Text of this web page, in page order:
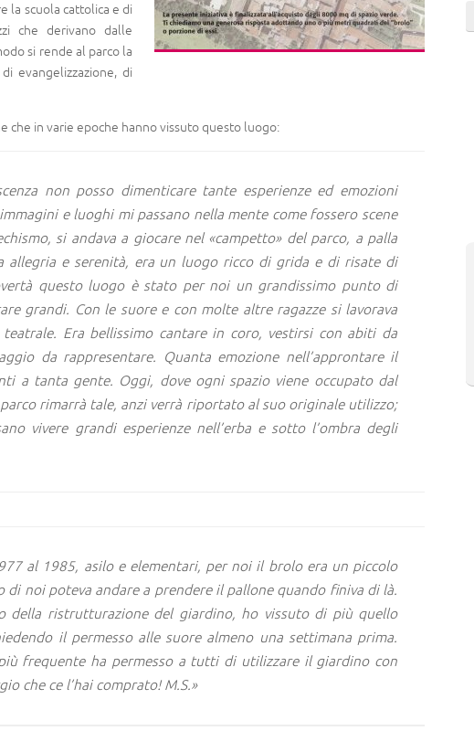
la scuola cattolica e di
che derivano dalle
si rende al parco la
evangelizzazione, di
in varie epoche hanno vissuto questo luogo:
non posso dimenticare tante esperienze ed emozioni
e luoghi mi passano nella mente come fossero scene
si andava a giocare nel «campetto» del parco, a palla
allegria e serenità, era un luogo ricco di grida e di risate di
questo luogo è stato per noi un grandissimo punto di
grandi. Con le suore e con molte altre ragazze si lavorava
Era bellissimo cantare in coro, vestirsi con abiti da
da rappresentare. Quanta emozione nell’approntare il
a tanta gente. Oggi, dove ogni spazio viene occupato dal
rimarrà tale, anzi verrà riportato al suo originale utilizzo;
vivere grandi esperienze nell’erba e sotto l’ombra degli
al 1985, asilo e elementari, per noi il brolo era un piccolo
di noi poteva andare a prendere il pallone quando finiva di là.
della ristrutturazione del giardino, ho vissuto di più quello
il permesso alle suore almeno una settimana prima.
frequente ha permesso a tutti di utilizzare il giardino con
che ce l’hai comprato! M.S.»